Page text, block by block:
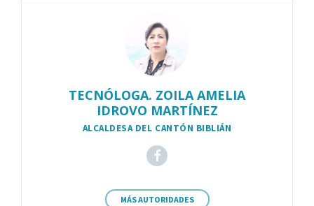
TECNÓLOGA. ZOILA AMELIA
IDROVO MARTÍNEZ
ALCALDESA DEL CANTÓN BIBLIÁN
MÁS AUTORIDADES